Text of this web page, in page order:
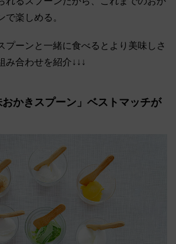
で楽しめる。
プーンと一緒に食べるとより美味しさ
み合わせを紹介↓↓↓
かきスプーン」ベストマッチが